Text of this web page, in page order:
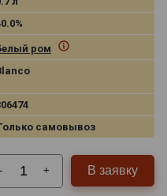
ром
самовывоз
- + В заявку